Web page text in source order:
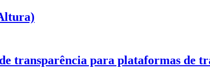
transparência para plataformas de